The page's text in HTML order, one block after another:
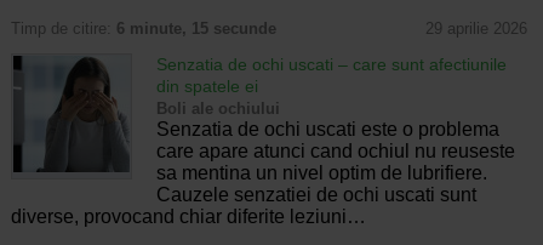
Timp de citire: 6 minute, 15 secunde 29 aprilie 2026
Senzatia de ochi uscati – care sunt afectiunile
din spatele ei
Boli ale ochiului
Senzatia de ochi uscati este o problema
care apare atunci cand ochiul nu reuseste
sa mentina un nivel optim de lubrifiere.
Cauzele senzatiei de ochi uscati sunt
diverse, provocand chiar diferite leziuni…